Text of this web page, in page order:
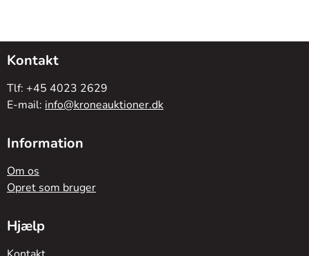
Kontakt
Tlf: +45 4023 2629
E-mail: info@kroneauktioner.dk
Information
Om os
Opret som bruger
Hjælp